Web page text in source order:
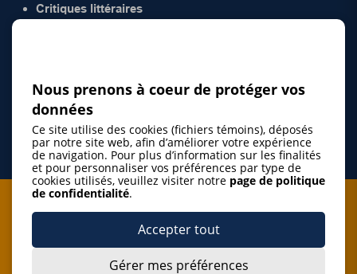
Critiques littéraires
Je m'abonne à l'infolettre
Nous prenons à coeur de protéger vos
données
Ce site utilise des cookies (fichiers témoins), déposés
par notre site web, afin d’améliorer votre expérience
de navigation. Pour plus d’information sur les finalités
et pour personnaliser vos préférences par type de
cookies utilisés, veuillez visiter notre page de politique
de confidentialité.
Accepter tout
Gérer mes préférences